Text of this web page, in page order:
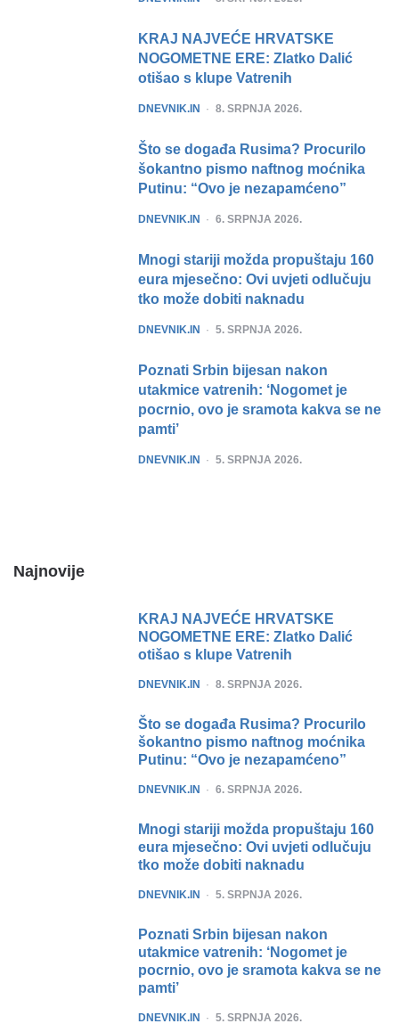
KRAJ NAJVEĆE HRVATSKE
NOGOMETNE ERE: Zlatko Dalić
otišao s klupe Vatrenih
POSTED
DNEVNIK.IN 8. SRPNJA 2026.
Što se događa Rusima? Procurilo
šokantno pismo naftnog moćnika
Putinu: “Ovo je nezapamćeno”
POSTED
DNEVNIK.IN 6. SRPNJA 2026.
Mnogi stariji možda propuštaju 160
eura mjesečno: Ovi uvjeti odlučuju
tko može dobiti naknadu
POSTED
DNEVNIK.IN 5. SRPNJA 2026.
Poznati Srbin bijesan nakon
utakmice vatrenih: ‘Nogomet je
pocrnio, ovo je sramota kakva se ne
pamti’
POSTED
DNEVNIK.IN 5. SRPNJA 2026.
Najnovije
KRAJ NAJVEĆE HRVATSKE
NOGOMETNE ERE: Zlatko Dalić
otišao s klupe Vatrenih
POSTED
DNEVNIK.IN 8. SRPNJA 2026.
Što se događa Rusima? Procurilo
šokantno pismo naftnog moćnika
Putinu: “Ovo je nezapamćeno”
POSTED
DNEVNIK.IN 6. SRPNJA 2026.
Mnogi stariji možda propuštaju 160
eura mjesečno: Ovi uvjeti odlučuju
tko može dobiti naknadu
POSTED
DNEVNIK.IN 5. SRPNJA 2026.
Poznati Srbin bijesan nakon
utakmice vatrenih: ‘Nogomet je
pocrnio, ovo je sramota kakva se ne
pamti’
POSTED
DNEVNIK.IN 5. SRPNJA 2026.